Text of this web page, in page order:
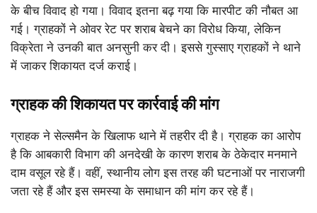
के बीच विवाद हो गया। विवाद इतना बढ़ गया कि मारपीट की नौबत आ
गई। ग्राहकों ने ओवर रेट पर शराब बेचने का विरोध किया, लेकिन
विक्रेता ने उनकी बात अनसुनी कर दी। इससे गुस्साए ग्राहकों ने थाने
में जाकर शिकायत दर्ज कराई।
ग्राहक की शिकायत पर कार्रवाई की मांग
ग्राहक ने सेल्समैन के खिलाफ थाने में तहरीर दी है। ग्राहक का आरोप
है कि आबकारी विभाग की अनदेखी के कारण शराब के ठेकेदार मनमाने
दाम वसूल रहे हैं। वहीं, स्थानीय लोग इस तरह की घटनाओं पर नाराजगी
जता रहे हैं और इस समस्या के समाधान की मांग कर रहे हैं।